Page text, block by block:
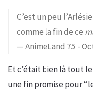
C’est un peu
comme la fin de ce
— AnimeLand 75 -
Et c’était bien là tout
une fin promise pour